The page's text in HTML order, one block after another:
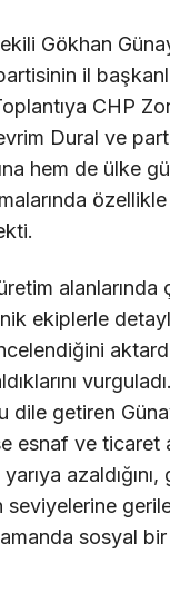
Gökhan
il
CHP
Dural ve
hem de ülke
alanlarında
ekiplerle
getiren
esnaf ve ticaret
seviyelerine
sosyal bir